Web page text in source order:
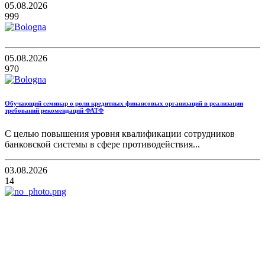
05.08.2026
999
05.08.2026
970
Обучающий семинар о роли кредитных финансовых организаций в реализации
требований рекомендаций ФАТФ
С целью повышения уровня квалификации сотрудников
банковской системы в сфере противодействия...
03.08.2026
14